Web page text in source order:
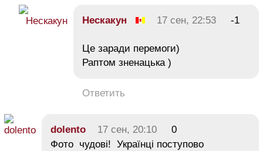
Нескакун 17 сен, 22:53 -1
Це заради перемоги)
Раптом зненацька )
Ответить
dolento 17 сен, 20:10
0
Фото чудові! Українці поступово